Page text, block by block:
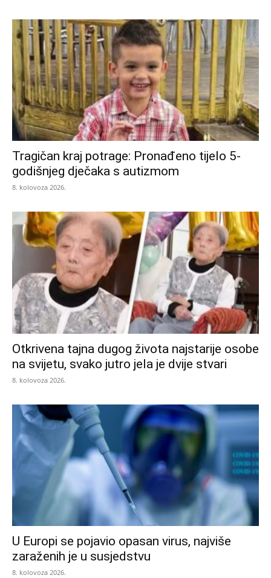
Tragičan kraj potrage: Pronađeno tijelo 5-
godišnjeg dječaka s autizmom
8. kolovoza 2026.
Otkrivena tajna dugog života najstarije osobe
na svijetu, svako jutro jela je dvije stvari
8. kolovoza 2026.
U Europi se pojavio opasan virus, najviše
zaraženih je u susjedstvu
8. kolovoza 2026.